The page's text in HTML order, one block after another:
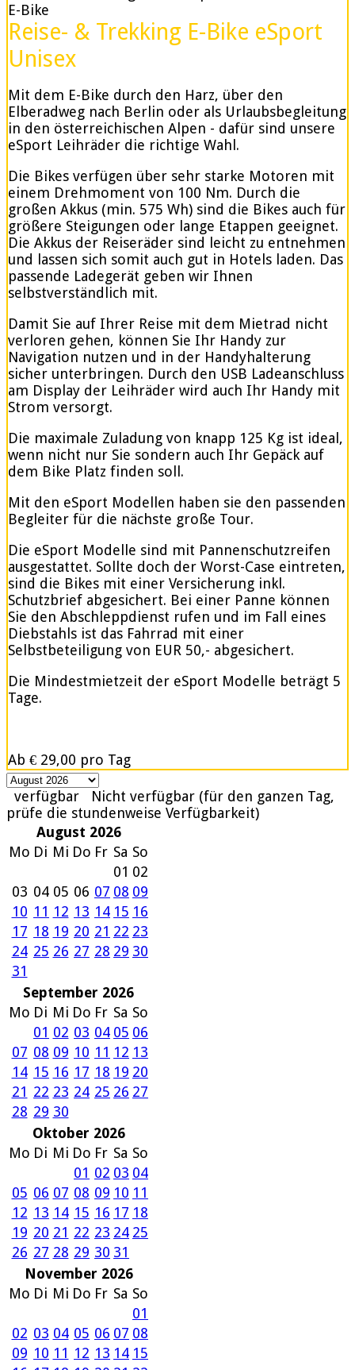
E-Bike
Reise- & Trekking E-Bike eSport
Unisex
Mit dem E-Bike durch den Harz, über den
Elberadweg nach Berlin oder als Urlaubsbegleitung
in den österreichischen Alpen - dafür sind unsere
eSport Leihräder die richtige Wahl.
Die Bikes verfügen über sehr starke Motoren mit
einem Drehmoment von 100 Nm. Durch die
großen Akkus (min. 575 Wh) sind die Bikes auch für
größere Steigungen oder lange Etappen geeignet.
Die Akkus der Reiseräder sind leicht zu entnehmen
und lassen sich somit auch gut in Hotels laden. Das
passende Ladegerät geben wir Ihnen
selbstverständlich mit.
Damit Sie auf Ihrer Reise mit dem Mietrad nicht
verloren gehen, können Sie Ihr Handy zur
Navigation nutzen und in der Handyhalterung
sicher unterbringen. Durch den USB Ladeanschluss
am Display der Leihräder wird auch Ihr Handy mit
Strom versorgt.
Die maximale Zuladung von knapp 125 Kg ist ideal,
wenn nicht nur Sie sondern auch Ihr Gepäck auf
dem Bike Platz finden soll.
Mit den eSport Modellen haben sie den passenden
Begleiter für die nächste große Tour.
Die eSport Modelle sind mit Pannenschutzreifen
ausgestattet. Sollte doch der Worst-Case eintreten,
sind die Bikes mit einer Versicherung inkl.
Schutzbrief abgesichert. Bei einer Panne können
Sie den Abschleppdienst rufen und im Fall eines
Diebstahls ist das Fahrrad mit einer
Selbstbeteiligung von EUR 50,- abgesichert.
Die Mindestmietzeit der eSport Modelle beträgt 5
Tage.
Ab € 29,00 pro Tag
verfügbar
Nicht verfügbar (für den ganzen Tag,
prüfe die stundenweise Verfügbarkeit)
August 2026
Mo Di Mi Do Fr Sa So
01 02
03 04 05 06 07 08 09
10 11 12 13 14 15 16
17 18 19 20 21 22 23
24 25 26 27 28 29 30
31
September 2026
Mo Di Mi Do Fr Sa So
01 02 03 04 05 06
07 08 09 10 11 12 13
14 15 16 17 18 19 20
21 22 23 24 25 26 27
28 29 30
Oktober 2026
Mo Di Mi Do Fr Sa So
01 02 03 04
05 06 07 08 09 10 11
12 13 14 15 16 17 18
19 20 21 22 23 24 25
26 27 28 29 30 31
November 2026
Mo Di Mi Do Fr Sa So
01
02 03 04 05 06 07 08
09 10 11 12 13 14 15